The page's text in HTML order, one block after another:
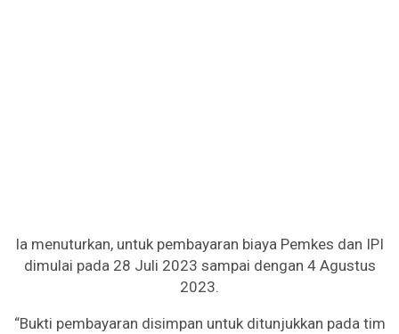
Ia menuturkan, untuk pembayaran biaya Pemkes dan IPI
dimulai pada 28 Juli 2023 sampai dengan 4 Agustus
2023.
“Bukti pembayaran disimpan untuk ditunjukkan pada tim